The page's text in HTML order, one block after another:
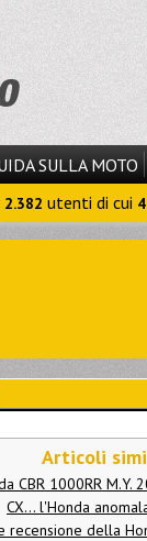
SULLA MOTO
2.382 utenti di cui 4
Articoli
CBR 1000RR M.Y.
CX... l'Honda
recensione della